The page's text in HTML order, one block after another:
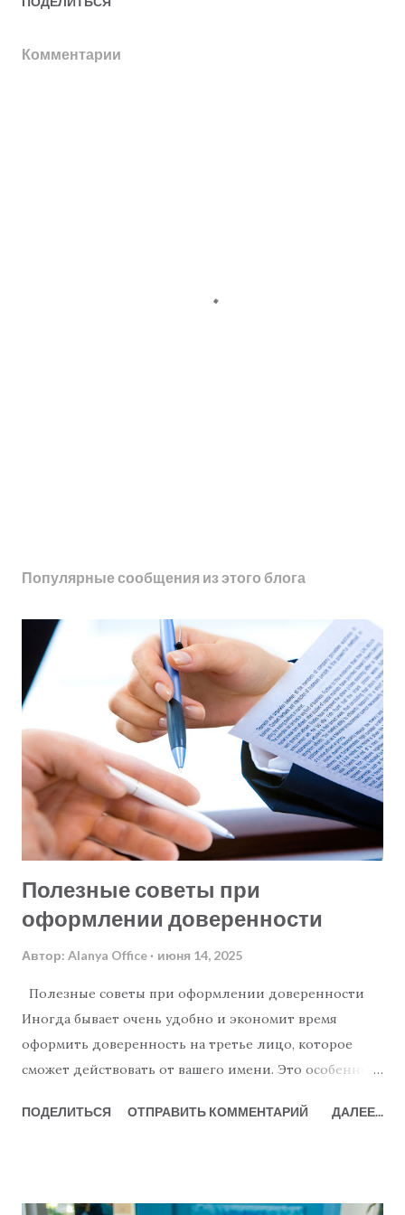
Комментарии
Популярные сообщения из этого блога
Полезные советы при
оформлении доверенности
Автор: Alanya Office июня 14, 2025
Полезные советы при оформлении доверенности
Иногда бывает очень удобно и экономит время
оформить доверенность на третье лицо, которое
сможет действовать от вашего имени. Это особенно
также при обращении к бухгалтеру или юристу.
ПОДЕЛИТЬСЯ ОТПРАВИТЬ КОММЕНТАРИЙ ДАЛЕЕ...